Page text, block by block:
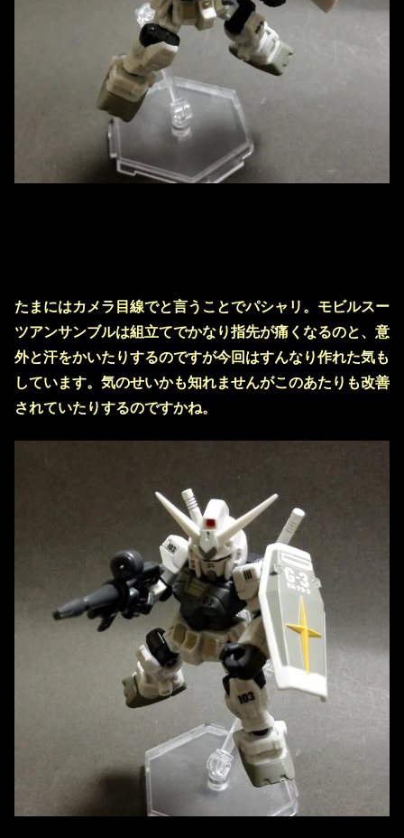
たまにはカメラ目線でと言うことでパシャリ。モビルスー
ツアンサンブルは組立てでかなり指先が痛くなるのと、意
外と汗をかいたりするのですが今回はすんなり作れた気も
しています。気のせいかも知れませんがこのあたりも改善
されていたりするのですかね。